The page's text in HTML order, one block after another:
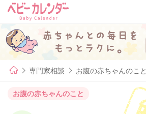
専門家相談 お腹の赤ちゃんのこと
お腹の赤ちゃんのこと